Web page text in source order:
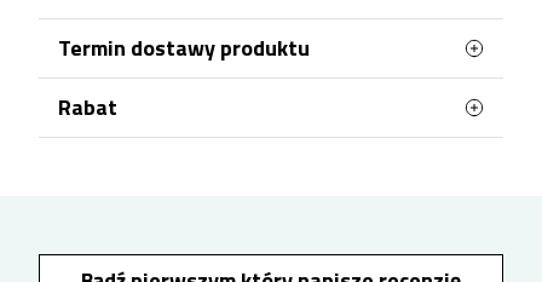
Termin dostawy produktu
Kwiaty mogą być doręczone jeszcze tego
samego dnia, najwcześniej w ciągu 2 godzin, jeżeli
Rabat
otrzymasz 1% rabatu na kolejne zakupy.